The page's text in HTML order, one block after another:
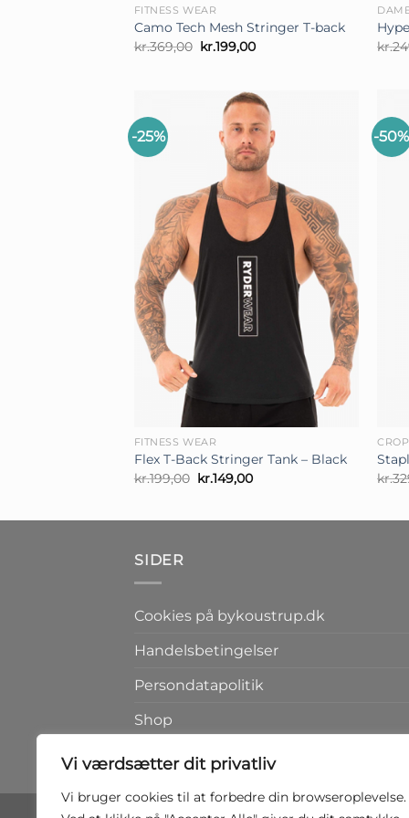
Vi værdsætter dit privatliv
Vi bruger cookies til at forbedre din browseroplevelse.
FITNESS WEAR
Camo Tech Mesh Stringer T-back
kr.369,00 Den
oprindelige
kr.369,00.
kr.199,00Den
kr.199,00.
kr.
-25%
FITNESS WEAR
Flex T-Back Stringer Tank – Black
kr.199,00 Den
oprindelige
kr.149,00Den
-50%
kr.
SIDER
Cookies på bykoustrup.dk
Handelsbetingelser
Persondatapolitik
Shop
Kontakt